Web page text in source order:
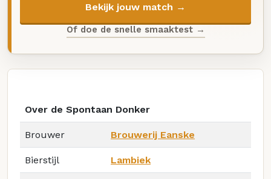
Bekijk jouw match →
Of doe de snelle smaaktest →
Over de Spontaan Donker
Brouwer Brouwerij Eanske
Bierstijl Lambiek